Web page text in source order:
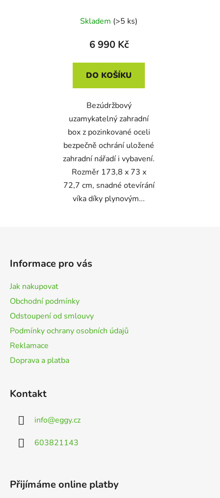
Skladem (>5 ks)
6 990 Kč
DO KOŠÍKU
Bezúdržbový
uzamykatelný zahradní
box z pozinkované oceli
bezpečně ochrání uložené
zahradní nářadí i vybavení.
Rozměr 173,8 x 73 x
72,7 cm, snadné otevírání
víka díky plynovým...
Informace pro vás
Jak nakupovat
Obchodní podmínky
Odstoupení od smlouvy
Podmínky ochrany osobních údajů
Reklamace
Doprava a platba
Kontakt
info@eggy.cz
603821143
Přijímáme online platby